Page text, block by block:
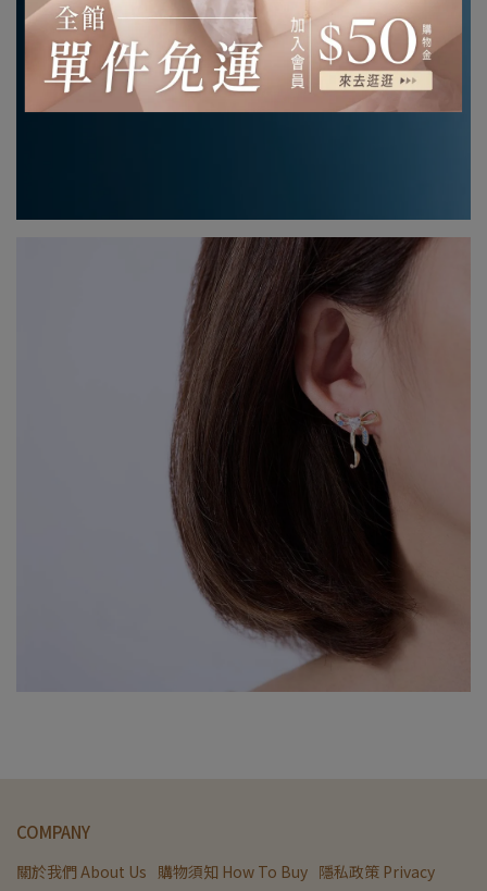
COMPANY
關於我們 About Us 購物須知 How To Buy 隱私政策 Privacy